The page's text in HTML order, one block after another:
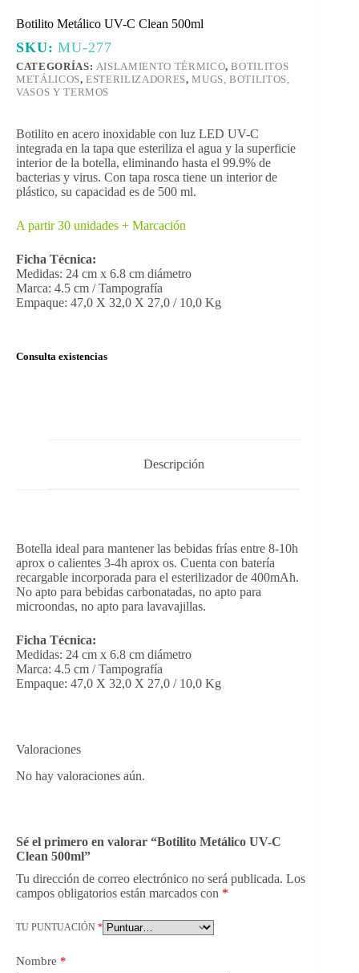
Botilito Metálico UV-C Clean 500ml
SKU:MU-277
CATEGORÍAS: AISLAMIENTO TÉRMICO,BOTILITOS
METÁLICOS,ESTERILIZADORES,MUGS, BOTILITOS,
VASOS Y TERMOS
Botilito en acero inoxidable con luz LED UV-C
integrada en la tapa que esteriliza el agua y la superficie
interior de la botella, eliminando hasta el 99.9% de
bacterias y virus. Con tapa rosca tiene un interior de
plástico, su capacidad es de 500 ml.
A partir 30 unidades + Marcación
Ficha Técnica:
Medidas: 24 cm x 6.8 cm diámetro
Marca: 4.5 cm / Tampografía
Empaque: 47,0 X 32,0 X 27,0 / 10,0 Kg
Consulta existencias
Descripción
Botella ideal para mantener las bebidas frías entre 8-10h
aprox o calientes 3-4h aprox os. Cuenta con batería
recargable incorporada para el esterilizador de 400mAh.
No apto para bebidas carbonatadas, no apto para
microondas, no apto para lavavajillas.
Ficha Técnica:
Medidas: 24 cm x 6.8 cm diámetro
Marca: 4.5 cm / Tampografía
Empaque: 47,0 X 32,0 X 27,0 / 10,0 Kg
Valoraciones
No hay valoraciones aún.
Sé el primero en valorar “Botilito Metálico UV-C
Clean 500ml”
Tu dirección de correo electrónico no será publicada. Los
campos obligatorios están marcados con *
TU PUNTUACIÓN *
Nombre *